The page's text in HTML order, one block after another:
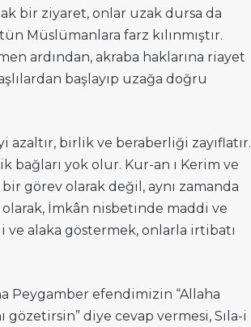
bir ziyaret, onlar uzak dursa da
Müslümanlara farz kılınmıştır.
ardından, akraba haklarına riayet
başlayıp uzağa doğru
azaltır, birlik ve beraberliği zayıflatır.
bağları yok olur. Kur-an ı Kerim ve
görev olarak değil, aynı zamanda
İmkân nisbetinde maddi ve
ve alaka göstermek, onlarla irtibatı
Peygamber efendimizin “Allaha
gözetirsin” diye cevap vermesi, Sıla-i